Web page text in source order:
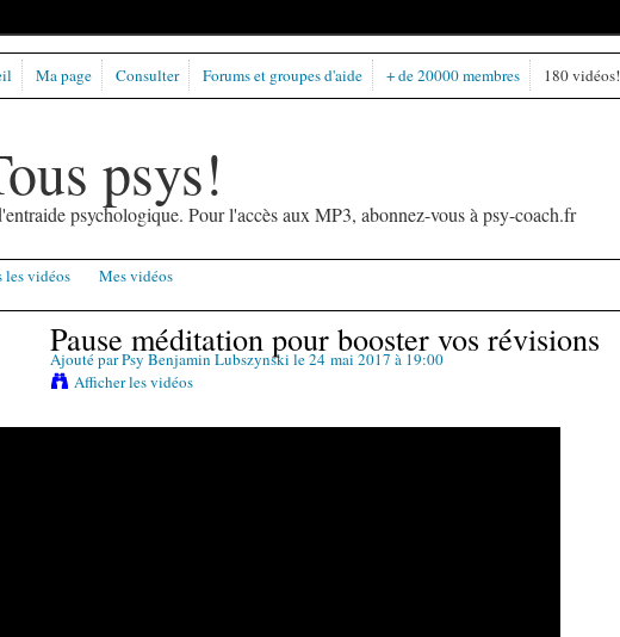
psychologique. Pour l'accès aux MP3, abonnez-vous à psy-coach.fr
Ma page Consulter Forums et groupes d'aide + de 20000 membres 180 vidéos!
les vidéos Mes vidéos
Pause méditation pour booster vos révisions
Ajouté parPsy Benjamin Lubszynski le 24 mai 2017 à 19:00
Afficher les vidéos